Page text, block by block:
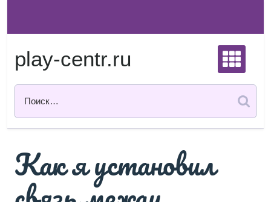
содержимому
play-centr.ru
Как я установил